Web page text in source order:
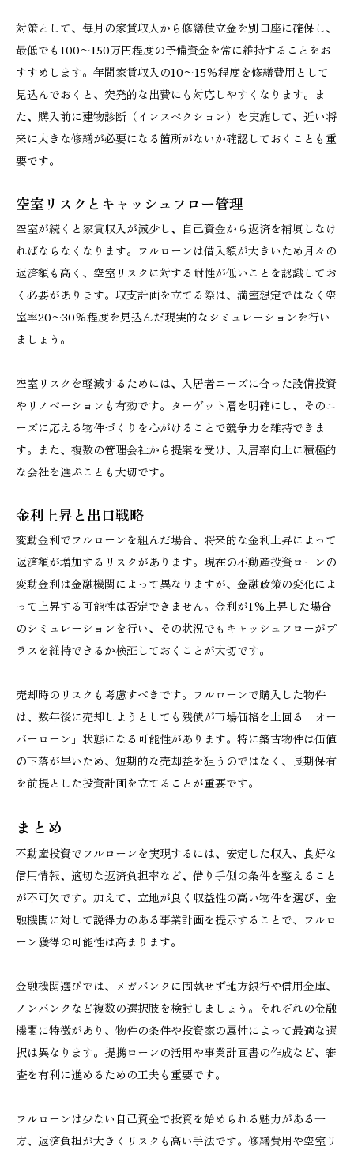
対策として、毎月の家賃収入から修繕積立金を別口座に確保し、
最低でも100〜150万円程度の予備資金を常に維持することをお
すすめします。年間家賃収入の10〜15%程度を修繕費用として
見込んでおくと、突発的な出費にも対応しやすくなります。ま
た、購入前に建物診断（インスペクション）を実施して、近い将
来に大きな修繕が必要になる箇所がないか確認しておくことも重
要です。
空室リスクとキャッシュフロー管理
空室が続くと家賃収入が減少し、自己資金から返済を補填しなけ
ればならなくなります。フルローンは借入額が大きいため月々の
返済額も高く、空室リスクに対する耐性が低いことを認識してお
く必要があります。収支計画を立てる際は、満室想定ではなく空
室率20〜30%程度を見込んだ現実的なシミュレーションを行い
ましょう。
空室リスクを軽減するためには、入居者ニーズに合った設備投資
やリノベーションも有効です。ターゲット層を明確にし、そのニ
ーズに応える物件づくりを心がけることで競争力を維持できま
す。また、複数の管理会社から提案を受け、入居率向上に積極的
な会社を選ぶことも大切です。
金利上昇と出口戦略
変動金利でフルローンを組んだ場合、将来的な金利上昇によって
返済額が増加するリスクがあります。現在の不動産投資ローンの
変動金利は金融機関によって異なりますが、金融政策の変化によ
って上昇する可能性は否定できません。金利が1%上昇した場合
のシミュレーションを行い、その状況でもキャッシュフローがプ
ラスを維持できるか検証しておくことが大切です。
売却時のリスクも考慮すべきです。フルローンで購入した物件
は、数年後に売却しようとしても残債が市場価格を上回る「オー
バーローン」状態になる可能性があります。特に築古物件は価値
の下落が早いため、短期的な売却益を狙うのではなく、長期保有
を前提とした投資計画を立てることが重要です。
まとめ
不動産投資でフルローンを実現するには、安定した収入、良好な
信用情報、適切な返済負担率など、借り手側の条件を整えること
が不可欠です。加えて、立地が良く収益性の高い物件を選び、金
融機関に対して説得力のある事業計画を提示することで、フルロ
ーン獲得の可能性は高まります。
金融機関選びでは、メガバンクに固執せず地方銀行や信用金庫、
ノンバンクなど複数の選択肢を検討しましょう。それぞれの金融
機関に特徴があり、物件の条件や投資家の属性によって最適な選
択は異なります。提携ローンの活用や事業計画書の作成など、審
査を有利に進めるための工夫も重要です。
フルローンは少ない自己資金で投資を始められる魅力がある一
方、返済負担が大きくリスクも高い手法です。修繕費用や空室リ